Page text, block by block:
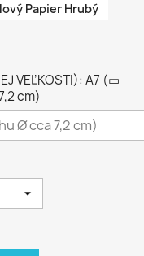
Papier Hrubý
VEĽKOSTI): A7 (▭
cm)